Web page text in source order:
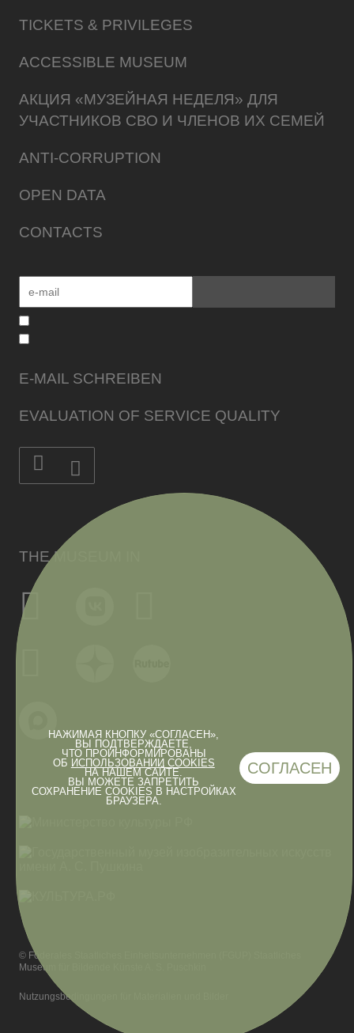
НАЖИМАЯ КНОПКУ «СОГЛАСЕН»,
ВЫ ПОДТВЕРЖДАЕТЕ,
ЧТО ПРОИНФОРМИРОВАНЫ
ОБ ИСПОЛЬЗОВАНИИ COOKIES
НА НАШЕМ САЙТЕ.
ВЫ МОЖЕТЕ ЗАПРЕТИТЬ
СОХРАНЕНИЕ COOKIES В НАСТРОЙКАХ
БРАУЗЕРА.
СОГЛАСЕН
TICKETS & PRIVILEGES
ACCESSIBLE MUSEUM
АКЦИЯ «МУЗЕЙНАЯ НЕДЕЛЯ» ДЛЯ
УЧАСТНИКОВ СВО И ЧЛЕНОВ ИХ СЕМЕЙ
ANTI-CORRUPTION
OPEN DATA
CONTACTS
THE MUSEUM IN
E-MAIL SCHREIBEN
EVALUATION OF SERVICE QUALITY
© Föderales Staatliches Einheitsunternehmen (FGUP) Staatliches
Museum für Bildende Künste A. S. Puschkin
Nutzungsbedingungen für Materialien und Bilder